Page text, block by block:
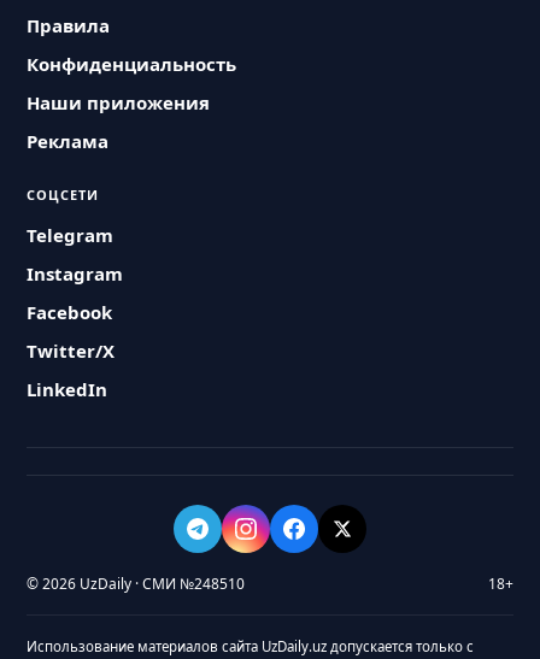
Правила
Конфиденциальность
Наши приложения
Реклама
СОЦСЕТИ
Telegram
Instagram
Facebook
Twitter/X
LinkedIn
© 2026 UzDaily · СМИ №248510 18+
Использование материалов сайта UzDaily.uz допускается только с